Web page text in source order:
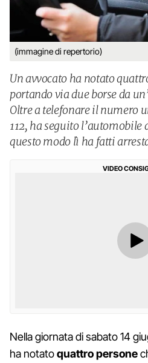
(immagine di repertorio)
Un avvocato ha notato
portando via due borse da
Oltre a telefonare il numero
112, ha seguito
questo modo lì ha fatti
VIDEO
Nella giornata di sabato 14
ha notatoquattro persone